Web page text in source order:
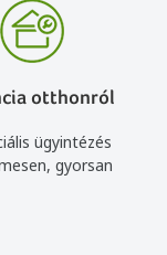
otthonról
ügyintézés
gyorsan